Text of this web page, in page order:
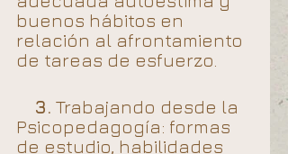
buenos hábitos en
relación al afrontamiento
de tareas de esfuerzo.
3. Trabajando desde la
Psicopedagogía: formas
de estudio, habilidades